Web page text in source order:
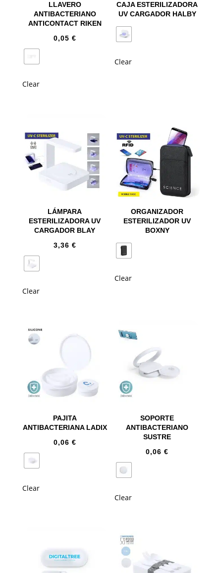
LLAVERO
ANTIBACTERIANO
ANTICONTACT RIKEN
0,05 €
Clear
CAJA ESTERILIZADORA
UV CARGADOR HALBY
Clear
LÁMPARA
ESTERILIZADORA UV
CARGADOR BLAY
3,36 €
Clear
ORGANIZADOR
ESTERILIZADOR UV
BOXNY
Clear
PAJITA
ANTIBACTERIANA LADIX
0,06 €
Clear
SOPORTE
ANTIBACTERIANO
SUSTRE
0,06€
Clear